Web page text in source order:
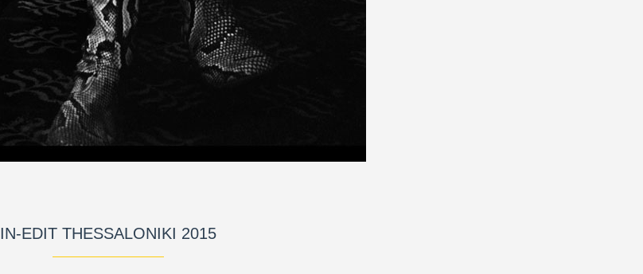
IN-EDIT THESSALONIKI 2015